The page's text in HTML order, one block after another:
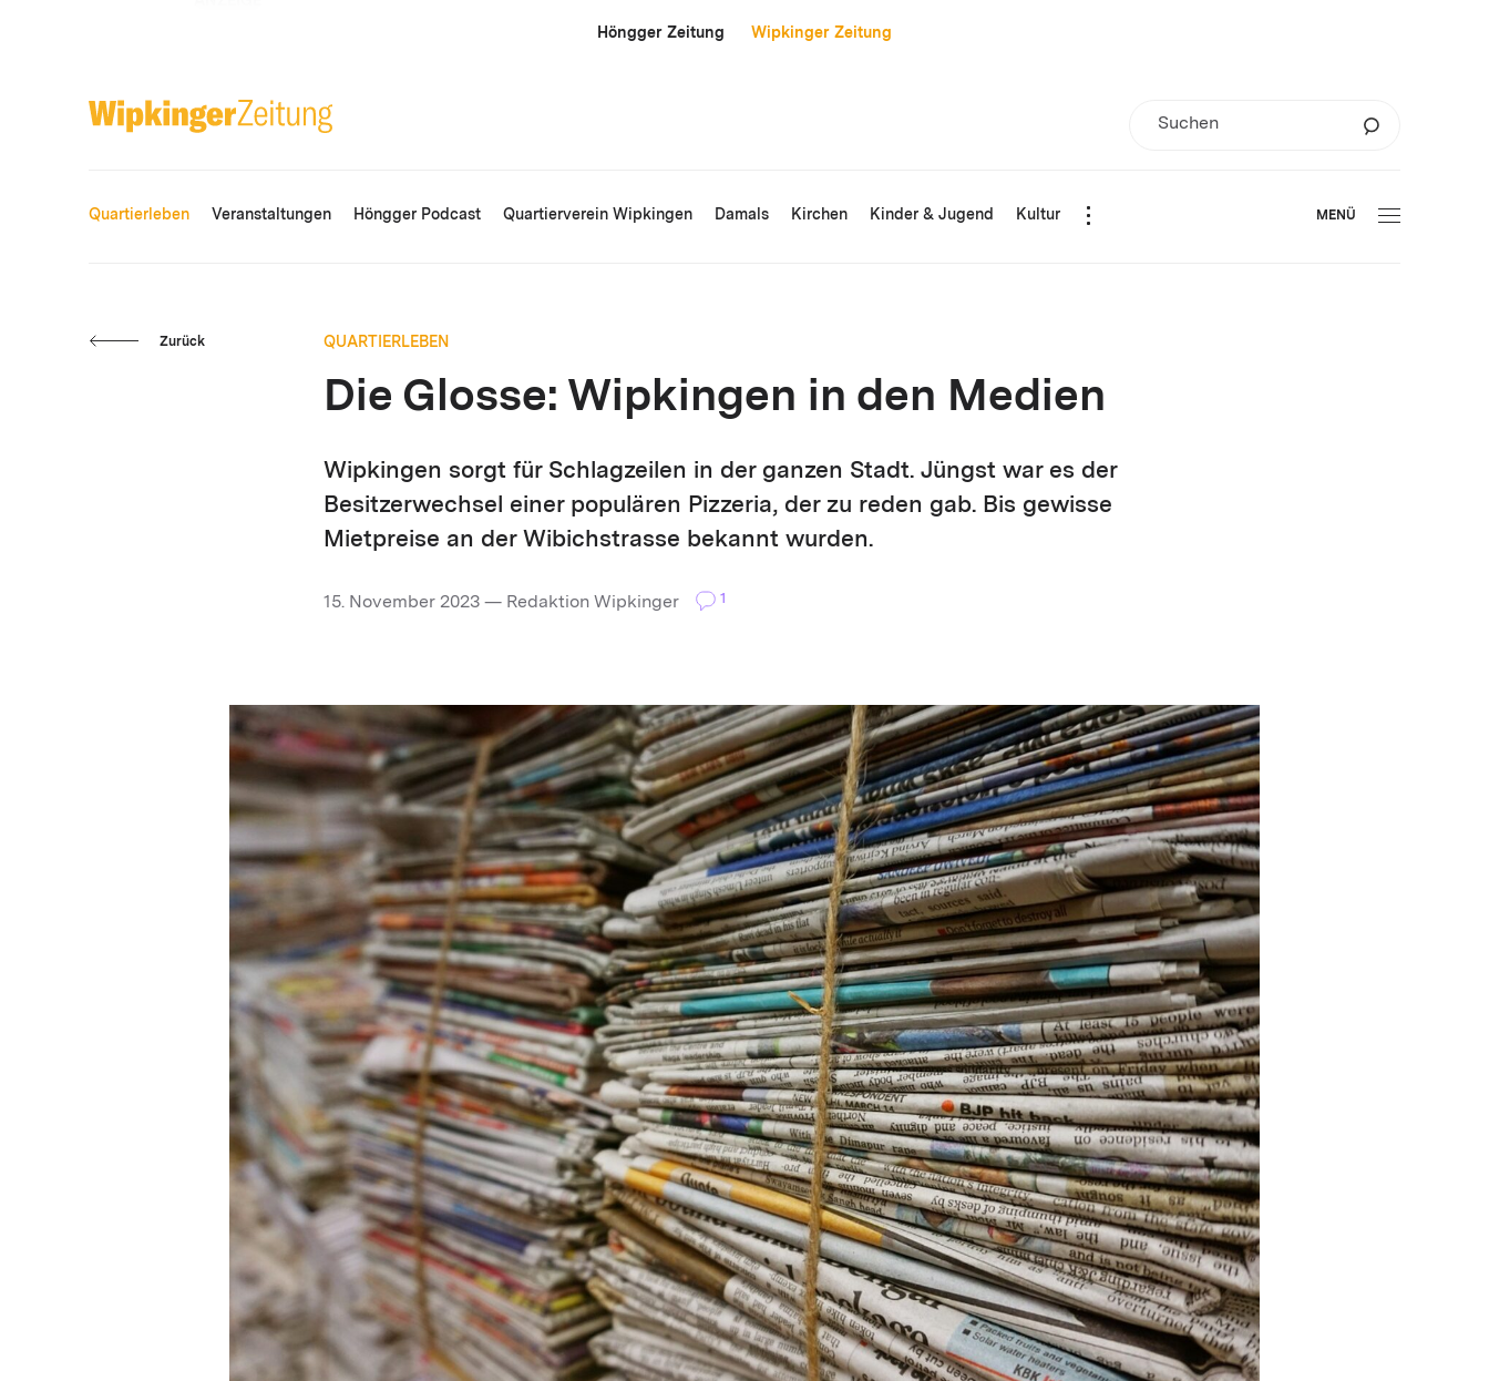
Höngger Zeitung Wipkinger Zeitung
Quartierleben Veranstaltungen Höngger Podcast Quartierverein Wipkingen Damals Kirchen Kinder & Jugend Kultur MENÜ
Zurück QUARTIERLEBEN
Die Glosse: Wipkingen in den Medien
Wipkingen sorgt für Schlagzeilen in der ganzen Stadt. Jüngst war es der
Besitzerwechsel einer populären Pizzeria, der zu reden gab. Bis gewisse
Mietpreise an der Wibichstrasse bekannt wurden.
15. November 2023 — Redaktion Wipkinger 1